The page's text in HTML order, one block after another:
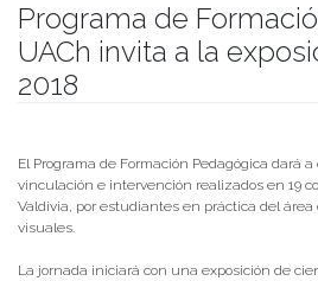
Programa de
UACh invita a la
2018
El Programa de Formación Pedagógica dará
vinculación e intervención realizados en 19
Valdivia, por estudiantes en práctica del
visuales.
La jornada iniciará con una exposición de